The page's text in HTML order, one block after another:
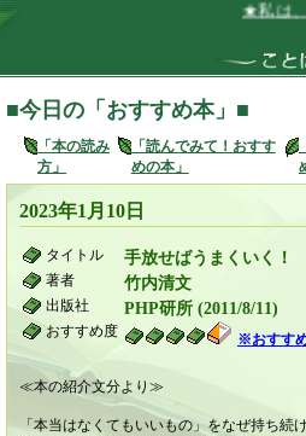
★私は、私
■今日の「おすすめ本」■
「本の読み
方」
「読んでみて！おすす
めの本」
2023年1月10日
タイトル 手放せばうまくいく！
著者 竹内清文
出版社 PHP研所 (2011/8/11)
おすすめ度 ※おすす
≪本の紹介文分より≫
「本当はなくてもいいもの」をなぜ持ち続